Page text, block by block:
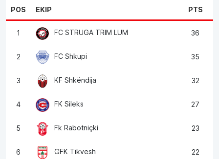
POS EKIP PTS
1 FC STRUGA TRIM LUM 36
2 FC Shkupi 35
3 KF Shkëndija 32
4 FK Sileks 27
5 Fk Rabotniçki 23
6 GFK Tikvesh 22